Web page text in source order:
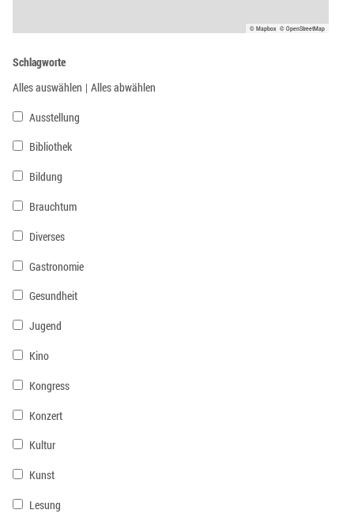
© Mapbox © OpenStreetMap
Schlagworte
Alles auswählen | Alles abwählen
Ausstellung
Bibliothek
Bildung
Brauchtum
Diverses
Gastronomie
Gesundheit
Jugend
Kino
Kongress
Konzert
Kultur
Kunst
Lesung